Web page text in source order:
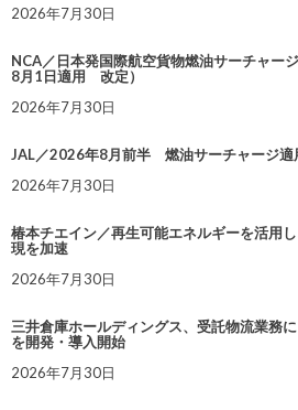
2026年7月30日
NCA／日本発国際航空貨物燃油サーチャー
8月1日適用 改定）
2026年7月30日
JAL／2026年8月前半 燃油サーチャージ適
2026年7月30日
椿本チエイン／再生可能エネルギーを活用
現を加速
2026年7月30日
三井倉庫ホールディングス、受託物流業務
を開発・導入開始
2026年7月30日